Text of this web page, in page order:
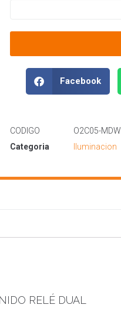
Facebook
CODIGO
O2C05-MDW
Categoria
Iluminacion
RELÉ DUAL